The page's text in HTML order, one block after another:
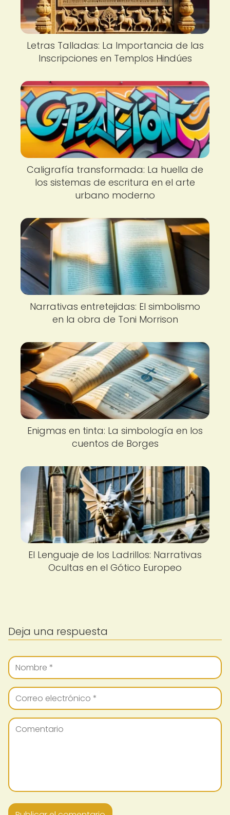
Letras Talladas: La Importancia de las
Inscripciones en Templos Hindúes
Caligrafía transformada: La huella de
los sistemas de escritura en el arte
urbano moderno
Narrativas entretejidas: El simbolismo
en la obra de Toni Morrison
Enigmas en tinta: La simbología en los
cuentos de Borges
El Lenguaje de los Ladrillos: Narrativas
Ocultas en el Gótico Europeo
Deja una respuesta